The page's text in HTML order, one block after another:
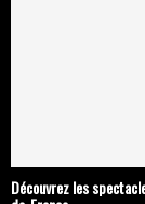
Découvrez les